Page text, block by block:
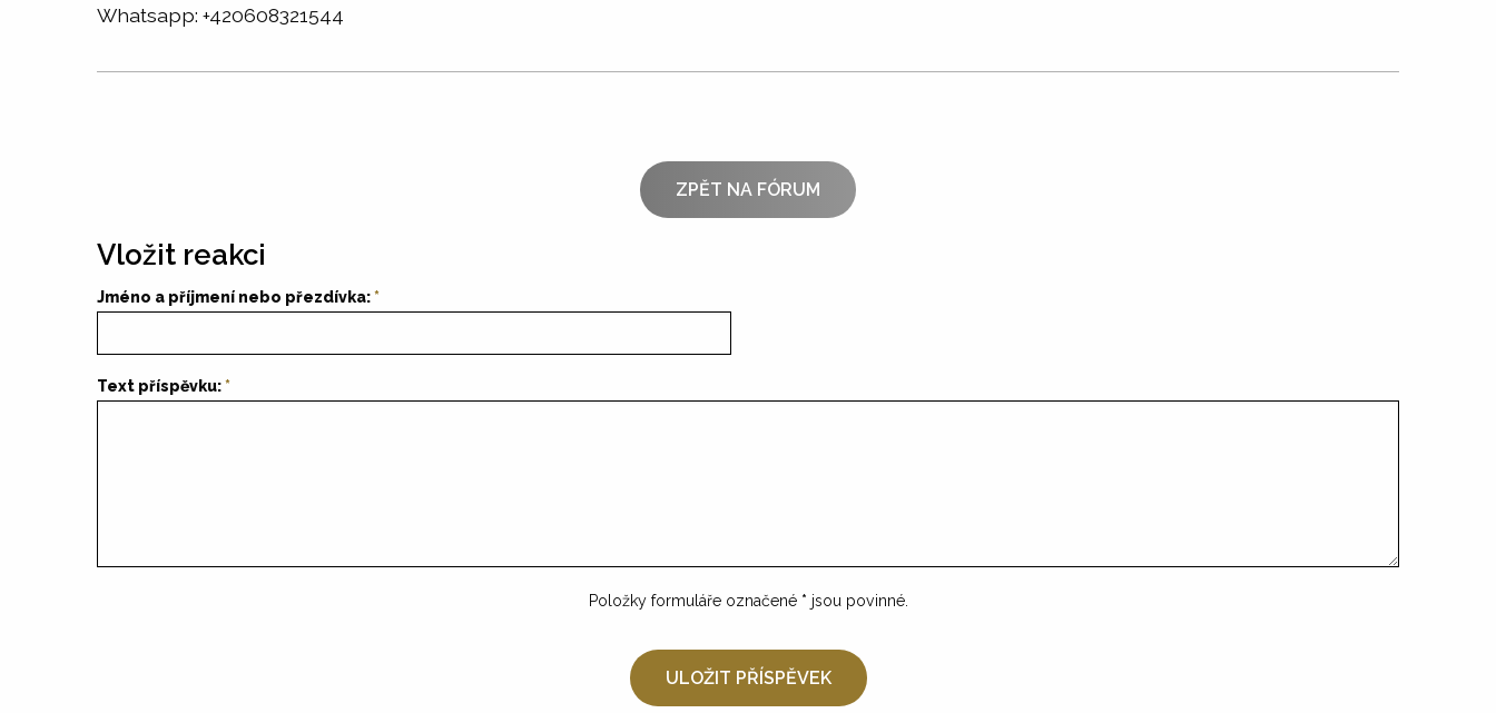
Whatsapp: +420608321544
ZPĚT NA FÓRUM
Vložit reakci
Jméno a příjmení nebo přezdívka:
Text příspěvku:
Položky formuláře označené * jsou povinné.